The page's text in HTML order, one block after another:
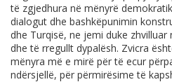
të zgjedhura në mënyrë
dialogut dhe bashkëpunimin
dhe Turqisë, ne jemi duke
dhe të rregullt dypalësh. Zvicra
mënyra më e mirë për të ecur
ndërsjellë, për përmirësime të